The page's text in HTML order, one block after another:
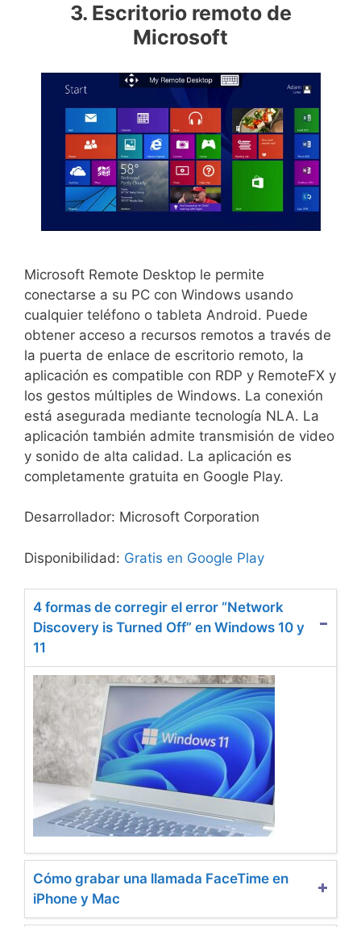
3. Escritorio remoto de
Microsoft
Microsoft Remote Desktop le permite
conectarse a su PC con Windows usando
cualquier teléfono o tableta Android. Puede
obtener acceso a recursos remotos a través de
la puerta de enlace de escritorio remoto, la
aplicación es compatible con RDP y RemoteFX y
los gestos múltiples de Windows. La conexión
está asegurada mediante tecnología NLA. La
aplicación también admite transmisión de video
y sonido de alta calidad. La aplicación es
completamente gratuita en Google Play.
Desarrollador: Microsoft Corporation
Disponibilidad: Gratis en Google Play
4 formas de corregir el error “Network
Discovery is Turned Off” en Windows 10 y
11
Cómo grabar una llamada FaceTime en
iPhone y Mac